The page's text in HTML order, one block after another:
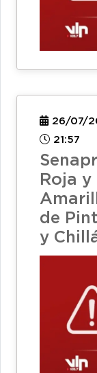
26/07/
21:57
Roja
de
y